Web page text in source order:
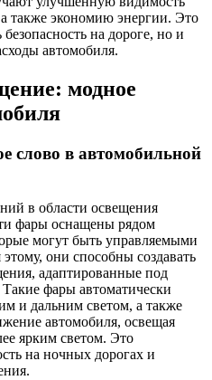
также экономию энергии. Это
на дороге, но и
автомобиля.
модное
слово в автомобильной
в области освещения
фары оснащены рядом
могут быть управляемыми
они способны создавать
адаптированные под
фары автоматически
и дальним светом, а также
автомобиля, освещая
ярким светом. Это
на ночных дорогах и